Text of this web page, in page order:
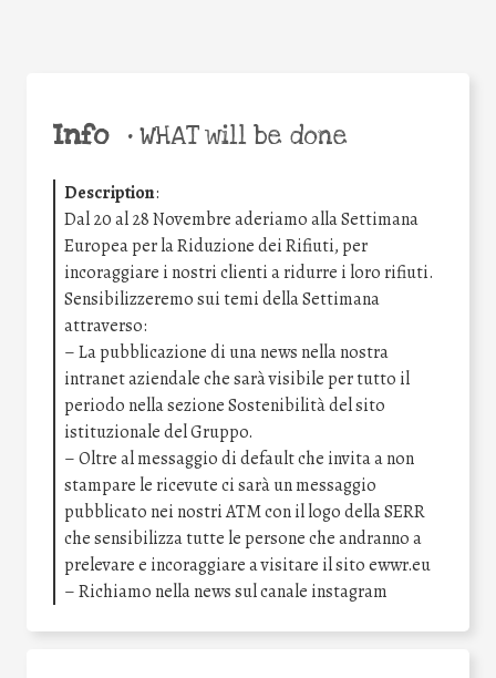
Info •WHAT will be done
Description:
Dal 20 al 28 Novembre aderiamo alla Settimana
Europea per la Riduzione dei Rifiuti, per
incoraggiare i nostri clienti a ridurre i loro rifiuti.
Sensibilizzeremo sui temi della Settimana
attraverso:
– La pubblicazione di una news nella nostra
intranet aziendale che sarà visibile per tutto il
periodo nella sezione Sostenibilità del sito
istituzionale del Gruppo.
– Oltre al messaggio di default che invita a non
stampare le ricevute ci sarà un messaggio
pubblicato nei nostri ATM con il logo della SERR
che sensibilizza tutte le persone che andranno a
prelevare e incoraggiare a visitare il sito ewwr.eu
– Richiamo nella news sul canale instagram